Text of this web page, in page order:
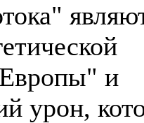
Европы" и
урон,